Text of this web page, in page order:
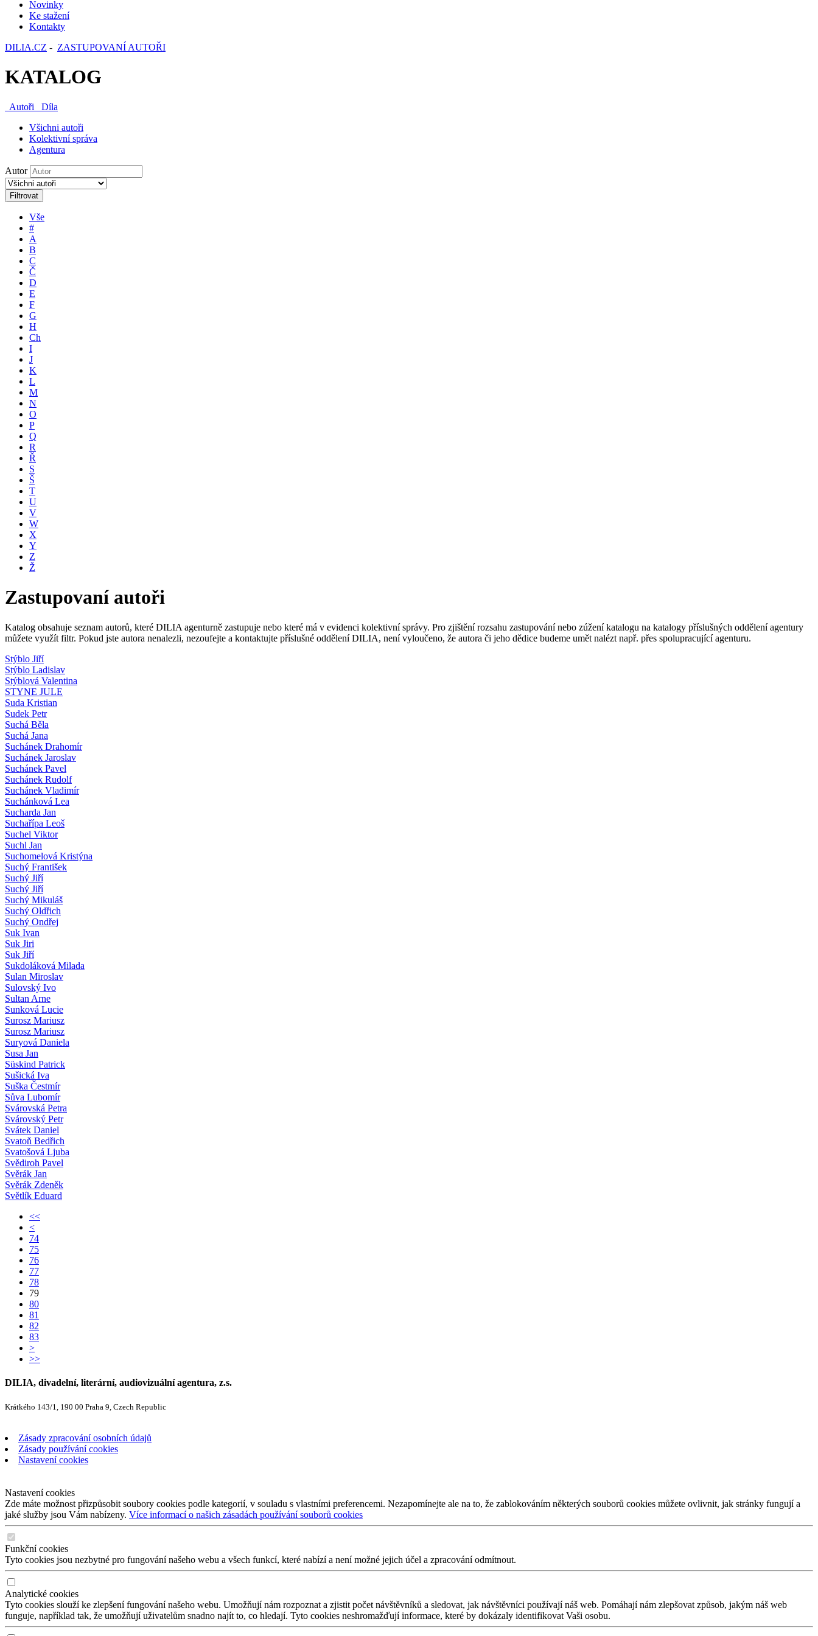
Novinky
Ke stažení
Kontakty
DILIA.CZ - ZASTUPOVANÍ AUTOŘI
KATALOG
Autoři
Díla
Všichni autoři
Kolektivní správa
Agentura
Autor
Filtrovat
Vše
#
A
B
C
Č
D
E
F
G
H
Ch
I
J
K
L
M
N
O
P
Q
R
Ř
S
Š
T
U
V
W
X
Y
Z
Ž
Zastupovaní autoři
Katalog obsahuje seznam autorů, které DILIA agenturně zastupuje nebo které má v evidenci kolektivní správy. Pro zjištění rozsahu zastupování nebo zúžení katalogu na katalogy příslušných oddělení agentury
můžete využít filtr. Pokud jste autora nenalezli, nezoufejte a kontaktujte příslušné oddělení DILIA, není vyloučeno, že autora či jeho dědice budeme umět nalézt např. přes spolupracující agenturu.
Stýblo Jiří
Stýblo Ladislav
Stýblová Valentina
STYNE JULE
Suda Kristian
Sudek Petr
Suchá Běla
Suchá Jana
Suchánek Drahomír
Suchánek Jaroslav
Suchánek Pavel
Suchánek Rudolf
Suchánek Vladimír
Suchánková Lea
Sucharda Jan
Suchařípa Leoš
Suchel Viktor
Suchl Jan
Suchomelová Kristýna
Suchý František
Suchý Jiří
Suchý Jiří
Suchý Mikuláš
Suchý Oldřich
Suchý Ondřej
Suk Ivan
Suk Jiri
Suk Jiří
Sukdoláková Milada
Sulan Miroslav
Sulovský Ivo
Sultan Arne
Sunková Lucie
Surosz Mariusz
Surosz Mariusz
Suryová Daniela
Susa Jan
Süskind Patrick
Sušická Iva
Suška Čestmír
Sůva Lubomír
Svárovská Petra
Svárovský Petr
Svátek Daniel
Svatoň Bedřich
Svatošová Ljuba
Svědiroh Pavel
Svěrák Jan
Svěrák Zdeněk
Světlík Eduard
<<
<
74
75
76
77
78
79
80
81
82
83
>
>>
DILIA, divadelní, literární, audiovizuální agentura, z.s.
Krátkého 143/1, 190 00 Praha 9, Czech Republic
Zásady zpracování osobních údajů
Zásady používání cookies
Nastavení cookies
Nastavení cookies
Zde máte možnost přizpůsobit soubory cookies podle kategorií, v souladu s vlastními preferencemi. Nezapomínejte ale na to, že zablokováním některých souborů cookies můžete ovlivnit, jak stránky fungují a
jaké služby jsou Vám nabízeny. Více informací o našich zásadách používání souborů cookies
Funkční cookies
Tyto cookies jsou nezbytné pro fungování našeho webu a všech funkcí, které nabízí a není možné jejich účel a zpracování odmítnout.
Analytické cookies
Tyto cookies slouží ke zlepšení fungování našeho webu. Umožňují nám rozpoznat a zjistit počet návštěvníků a sledovat, jak návštěvníci používají náš web. Pomáhají nám zlepšovat způsob, jakým náš web
funguje, například tak, že umožňují uživatelům snadno najít to, co hledají. Tyto cookies neshromažďují informace, které by dokázaly identifikovat Vaši osobu.